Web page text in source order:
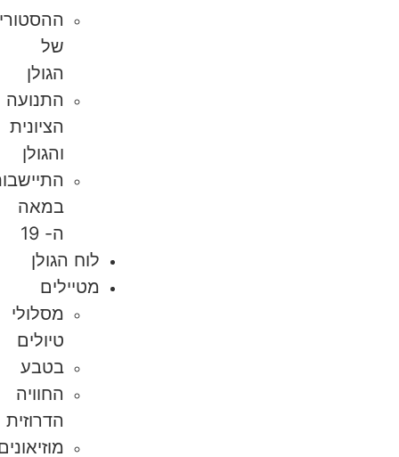
ההסטוריה
הגולן
התנועה
הציונית
והגולן
התיישבות
במאה
לוח הגולן
מטיילים
מסלולי
טיולים
בטבע
החוויה
הדרוזית
מוזיאונים